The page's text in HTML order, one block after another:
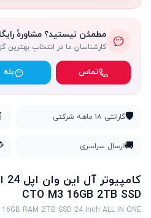
مطمئن نیستید؟ مشاورهٔ
کارشناسانِ ما در انتخابِ بهترین
تماس بله
🛡️گارانتی ۱۸ ماهه شرکتی
🚚ارسال سراسری
CTO M3 16GB 2TB SSD
RAM 2TB SSD 24 Inch ALL IN ONE